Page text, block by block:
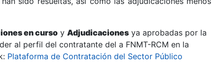
en curso y Adjudicaciones ya aprobadas por la
al perfil del contratante del a FNMT-RCM en la
Plataforma de Contratación del Sector Público